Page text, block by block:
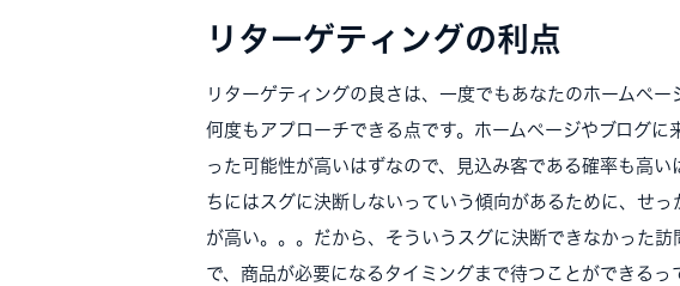
リターゲティングの利点
リターゲティングの良さは、一度でもあなたのホームペ
何度もアプローチできる点です。ホームページやブログ
った可能性が高いはずなので、見込み客である確率も高
ちにはスグに決断しないっていう傾向があるために、せ
が高い。。。だから、そういうスグに決断できなかった
で、商品が必要になるタイミングまで待つことができる